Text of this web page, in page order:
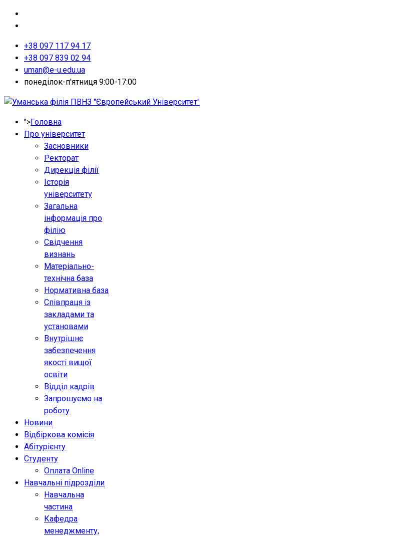
+38 097 117 94 17
+38 097 839 02 94
uman@e-u.edu.ua
понеділок-п'ятниця 9:00-17:00
">Головна
Про університет
Засновники
Ректорат
Дирекція філії
Історія
університету
Загальна
інформація про
філію
Свідчення
визнань
Матеріально-
технічна база
Нормативна база
Співпраця із
закладами та
установами
Внутрішнє
забезпечення
якості вищої
освіти
Відділ кадрів
Запрошуємо на
роботу
Новини
Відбіркова комісія
Абітурієнту
Студенту
Оплата Online
Навчальні підрозділи
Навчальна
частина
Кафедра
менеджменту,